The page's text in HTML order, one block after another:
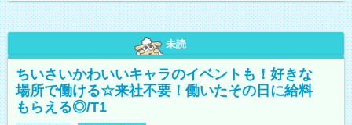
未読
ちいさいかわいいキャラのイベントも！好きな
場所で働ける☆来社不要！働いたその日に給料
もらえる◎/T1